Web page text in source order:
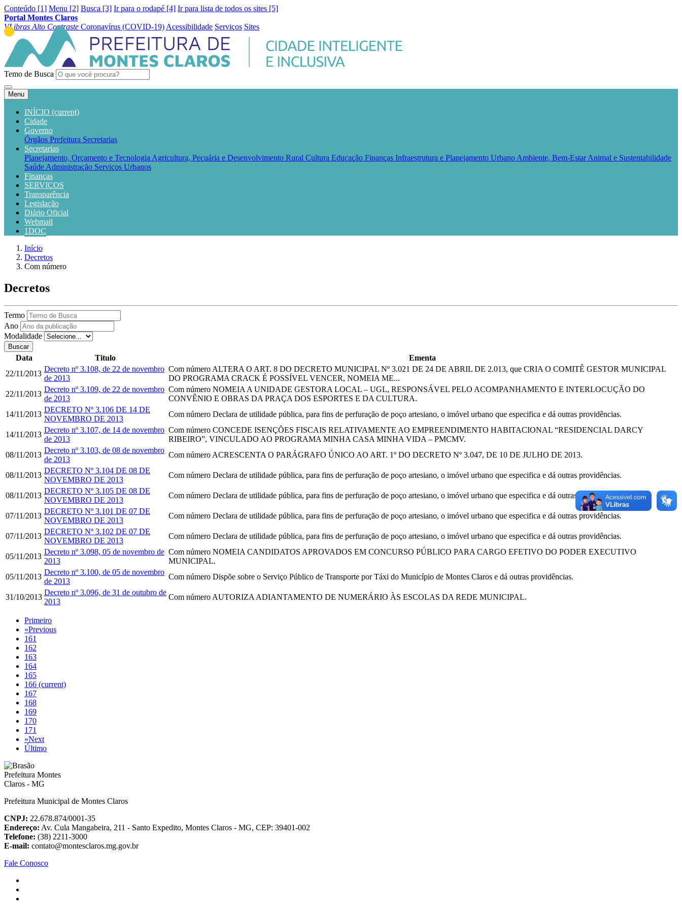
Conteúdo [1] Menu [2] Busca [3] Ir para o rodapé [4] Ir para lista de todos os sites [5]
Portal Montes Claros
VLibras Alto Contraste Coronavírus (COVID-19) Acessibilidade Serviços Sites
Temo de Busca
Menu
INÍCIO (current)
Cidade
Governo
Órgãos Prefeitura Secretarias
Secretarias
Planejamento, Orçamento e Tecnologia Agricultura, Pecuária e Desenvolvimento Rural Cultura Educação Finanças Infraestrutura e Planejamento Urbano Ambiente, Bem-Estar Animal e Sustentabilidade
Saúde Administração Serviços Urbanos
Finanças
SERVIÇOS
Transparência
Legislação
Diário Oficial
Webmail
1DOC
Início
Decretos
Com número
Decretos
Termo
Ano
Modalidade
Buscar
Data Titulo
Ementa
22/11/2013
Decreto nº 3.108, de 22 de novembro
de 2013
Com número ALTERA O ART. 8 DO DECRETO MUNICIPAL Nº 3.021 DE 24 DE ABRIL DE 2.013, que CRIA O COMITÊ GESTOR MUNICIPAL
DO PROGRAMA CRACK É POSSÍVEL VENCER, NOMEIA ME...
22/11/2013
Decreto nº 3.109, de 22 de novembro
de 2013
Com número NOMEIA A UNIDADE GESTORA LOCAL – UGL, RESPONSÁVEL PELO ACOMPANHAMENTO E INTERLOCUÇÃO DO
CONVÊNIO E OBRAS DA PRAÇA DOS ESPORTES E DA CULTURA.
14/11/2013
DECRETO Nº 3.106 DE 14 DE
NOVEMBRO DE 2013
Com número Declara de utilidade pública, para fins de perfuração de poço artesiano, o imóvel urbano que especifica e dá outras providências.
14/11/2013
Decreto nº 3.107, de 14 de novembro
de 2013
Com número CONCEDE ISENÇÕES FISCAIS RELATIVAMENTE AO EMPREENDIMENTO HABITACIONAL “RESIDENCIAL DARCY
RIBEIRO”, VINCULADO AO PROGRAMA MINHA CASA MINHA VIDA – PMCMV.
08/11/2013
Decreto nº 3.103, de 08 de novembro
de 2013
Com número ACRESCENTA O PARÁGRAFO ÚNICO AO ART. 1º DO DECRETO Nº 3.047, DE 10 DE JULHO DE 2013.
08/11/2013
DECRETO Nº 3.104 DE 08 DE
NOVEMBRO DE 2013
Com número Declara de utilidade pública, para fins de perfuração de poço artesiano, o imóvel urbano que especifica e dá outras providências.
08/11/2013
DECRETO Nº 3.105 DE 08 DE
NOVEMBRO DE 2013
Com número Declara de utilidade pública, para fins de perfuração de poço artesiano, o imóvel urbano que especifica e dá outras providências.
07/11/2013
DECRETO Nº 3.101 DE 07 DE
NOVEMBRO DE 2013
Com número Declara de utilidade pública, para fins de perfuração de poço artesiano, o imóvel urbano que especifica e dá outras providências.
07/11/2013
DECRETO Nº 3.102 DE 07 DE
NOVEMBRO DE 2013
Com número Declara de utilidade pública, para fins de perfuração de poço artesiano, o imóvel urbano que especifica e dá outras providências.
05/11/2013
Decreto nº 3.098, 05 de novembro de
2013
Com número NOMEIA CANDIDATOS APROVADOS EM CONCURSO PÚBLICO PARA CARGO EFETIVO DO PODER EXECUTIVO
MUNICIPAL.
05/11/2013
Decreto nº 3.100, de 05 de novembro
de 2013
Com número Dispõe sobre o Serviço Público de Transporte por Táxi do Município de Montes Claros e dá outras providências.
31/10/2013
Decreto nº 3.096, de 31 de outubro de
2013
Com número AUTORIZA ADIANTAMENTO DE NUMERÁRIO ÀS ESCOLAS DA REDE MUNICIPAL.
Primeiro
«Previous
161
162
163
164
165
166 (current)
167
168
169
170
171
»Next
Último
Prefeitura Municipal de Montes Claros
CNPJ: 22.678.874/0001-35
Endereço: Av. Cula Mangabeira, 211 - Santo Expedito, Montes Claros - MG, CEP: 39401-002
Telefone: (38) 2211-3000
E-mail: contato@montesclaros.mg.gov.br
Fale Conosco